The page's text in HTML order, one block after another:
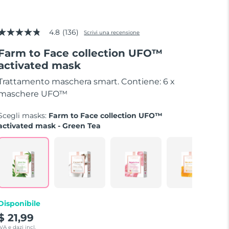
4.8 (136) Scrivi una recensione
to Face collection UFO™
mask
maschera smart. Contiene: 6 x
UFO™
masks: Farm to Face collection UFO™
mask - Green Tea
21,99
e dazi incl.